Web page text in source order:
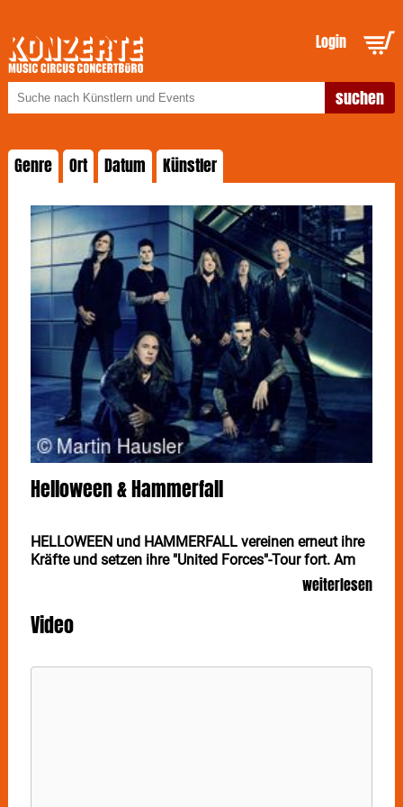
Login
Genre Ort Datum Künstler
Helloween & Hammerfall
HELLOWEEN und HAMMERFALL vereinen erneut ihre
Kräfte und setzen ihre "United Forces"-Tour fort. Am
16. September trifft in der Stuttgarter Schleyer Halle
deutscher Speed- auf schwedischen Power-Metal.
Mit ihrem neuen Album, das nicht ohne Grund
HELLOWEENnach über 35 Jahren Bandgeschichte
weiterlesen
Video